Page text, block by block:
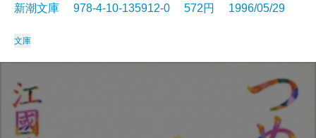
新潮文庫 978-4-10-135912-0 572円 1996/05/29
文庫